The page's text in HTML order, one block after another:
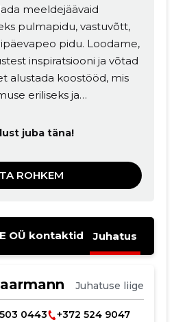
meeldejäävaid
pulmapidu, vastuvõtt,
pidu. Loodame,
inspiratsiooni ja võtad
alustada koostööd, mis
eriliseks ja
juba täna!
ROHKEM
OÜ kontaktid Juhatus
Juhatuse liige
0443
+372 524 9047